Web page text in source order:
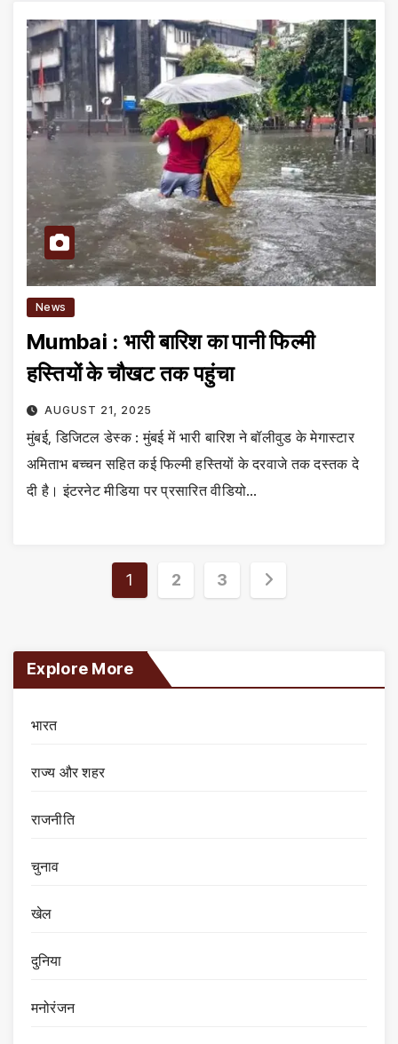
News
Mumbai : भारी बारिश का पानी फिल्मी
हस्तियों के चौखट तक पहुंचा
AUGUST 21, 2025
मुंबई, डिजिटल डेस्क : मुंबई में भारी बारिश ने बॉलीवुड के मेगास्टार
अमिताभ बच्चन सहित कई फिल्मी हस्तियों के दरवाजे तक दस्तक दे
दी है। इंटरनेट मीडिया पर प्रसारित वीडियो…
Posts
1 2 3
Explore More
भारत
राज्य और शहर
राजनीति
चुनाव
खेल
दुनिया
मनोरंजन